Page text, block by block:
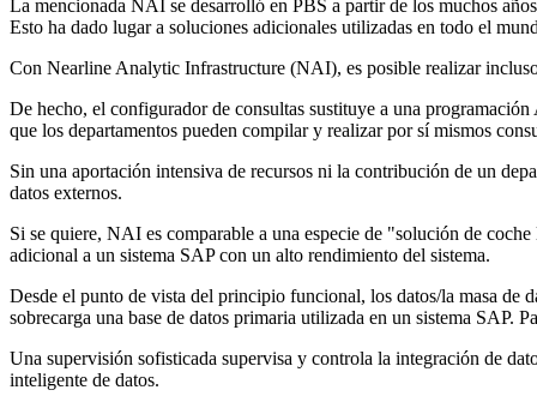
La mencionada NAI se desarrolló en PBS a partir de los muchos
Esto ha dado lugar a soluciones adicionales utilizadas en todo el
Con Nearline Analytic Infrastructure (NAI), es posible realizar
De hecho, el configurador de consultas sustituye a una
que los departamentos pueden compilar y realizar por sí mismos
Sin una aportación intensiva de recursos ni la contribución de un
datos externos.
Si se quiere, NAI es comparable a una especie de "solución de
adicional a un sistema SAP con un alto rendimiento del sistema.
Desde el punto de vista del principio funcional, los datos/la masa de
sobrecarga una base de datos primaria utilizada en un sistema
Una supervisión sofisticada supervisa y controla la integración de
inteligente de datos.